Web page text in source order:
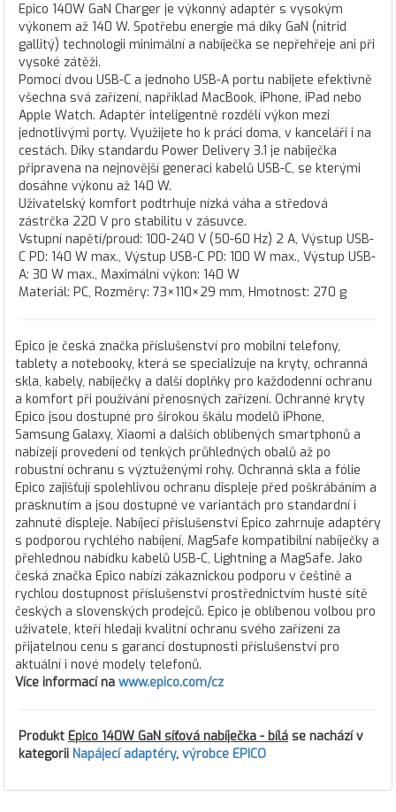
Epico 140W GaN Charger je výkonný adaptér s vysokým
výkonem až 140 W. Spotřebu energie má díky GaN (nitrid
gallitý) technologii minimální a nabíječka se nepřehřeje ani při
vysoké zátěži.
Pomocí dvou USB-C a jednoho USB-A portu nabijete efektivně
všechna svá zařízení, například MacBook, iPhone, iPad nebo
Apple Watch. Adaptér inteligentně rozdělí výkon mezi
jednotlivými porty. Využijete ho k práci doma, v kanceláři i na
cestách. Díky standardu Power Delivery 3.1 je nabíječka
připravena na nejnovější generaci kabelů USB-C, se kterými
dosáhne výkonu až 140 W.
Uživatelský komfort podtrhuje nízká váha a středová
zástrčka 220 V pro stabilitu v zásuvce.
Vstupní napětí/proud: 100-240 V (50-60 Hz) 2 A, Výstup USB-
C PD: 140 W max., Výstup USB-C PD: 100 W max., Výstup USB-
A: 30 W max., Maximální výkon: 140 W
Materiál: PC, Rozměry: 73×110×29 mm, Hmotnost: 270 g
Epico je česká značka příslušenství pro mobilní telefony,
tablety a notebooky, která se specializuje na kryty, ochranná
skla, kabely, nabíječky a další doplňky pro každodenní ochranu
a komfort při používání přenosných zařízení. Ochranné kryty
Epico jsou dostupné pro širokou škálu modelů iPhone,
Samsung Galaxy, Xiaomi a dalších oblíbených smartphonů a
nabízejí provedení od tenkých průhledných obalů až po
robustní ochranu s výztuženými rohy. Ochranná skla a fólie
Epico zajišťují spolehlivou ochranu displeje před poškrábáním a
prasknutím a jsou dostupné ve variantách pro standardní i
zahnuté displeje. Nabíjecí příslušenství Epico zahrnuje adaptéry
s podporou rychlého nabíjení, MagSafe kompatibilní nabíječky a
přehlednou nabídku kabelů USB-C, Lightning a MagSafe. Jako
česká značka Epico nabízí zákaznickou podporu v češtině a
rychlou dostupnost příslušenství prostřednictvím husté sítě
českých a slovenských prodejců. Epico je oblíbenou volbou pro
uživatele, kteří hledají kvalitní ochranu svého zařízení za
přijatelnou cenu s garancí dostupnosti příslušenství pro
aktuální i nové modely telefonů.
Více informací na www.epico.com/cz
Produkt Epico 140W GaN síťová nabíječka - bílá se nachází v
kategorii Napájecí adaptéry, výrobce EPICO